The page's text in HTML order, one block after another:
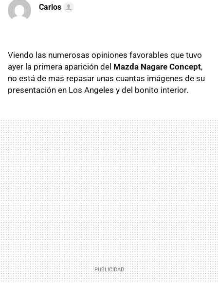
Carlos
Viendo las numerosas opiniones favorables que tuvo
ayer la primera aparición del Mazda Nagare Concept,
no está de mas repasar unas cuantas imágenes de su
presentación en Los Angeles y del bonito interior.